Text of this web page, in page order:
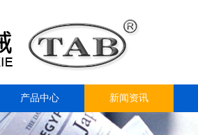
产品中心 新闻资讯